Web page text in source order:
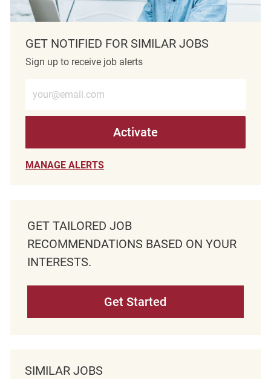
GET NOTIFIED FOR SIMILAR JOBS
Sign up to receive job alerts
Activate
MANAGE ALERTS
GET TAILORED JOB
RECOMMENDATIONS BASED ON YOUR
INTERESTS.
Get Started
SIMILAR JOBS